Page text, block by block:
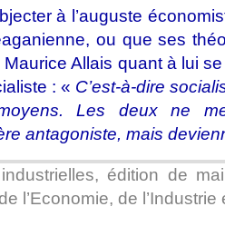
à l’auguste
ou que ses
Allais quant à lui
: « C’est-à-dire
Les deux ne
antagoniste, mais
édition de
l’Economie, de l’Industrie